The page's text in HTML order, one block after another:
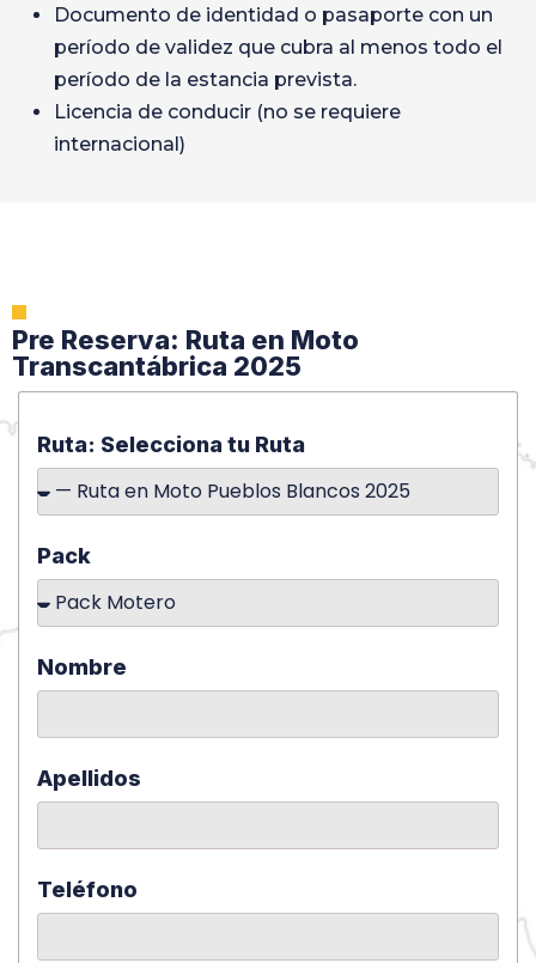
Documento de identidad o pasaporte con un
período de validez que cubra al menos todo el
período de la estancia prevista.
Licencia de conducir (no se requiere
internacional)
Pre Reserva: Ruta en Moto
Transcantábrica 2025
Ruta: Selecciona tu Ruta
Pack
Nombre
Apellidos
Teléfono